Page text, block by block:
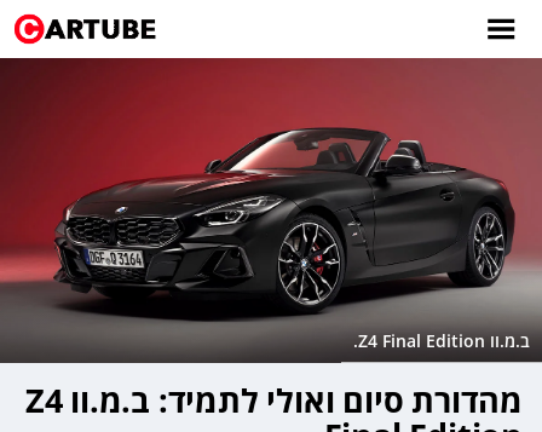
ב.מ.וו Z4 Final Edition.
מהדורת סיום ואולי לתמיד: ב.מ.וו Z4